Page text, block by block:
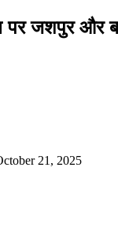
पर जशपुर और
21, 2025